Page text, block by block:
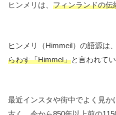
ヒンメリは、 フィンランドの伝
ヒンメリ（Himmeil）の語源は、
らわす「Himmel」と言われてい
最近インスタや街中でよく見